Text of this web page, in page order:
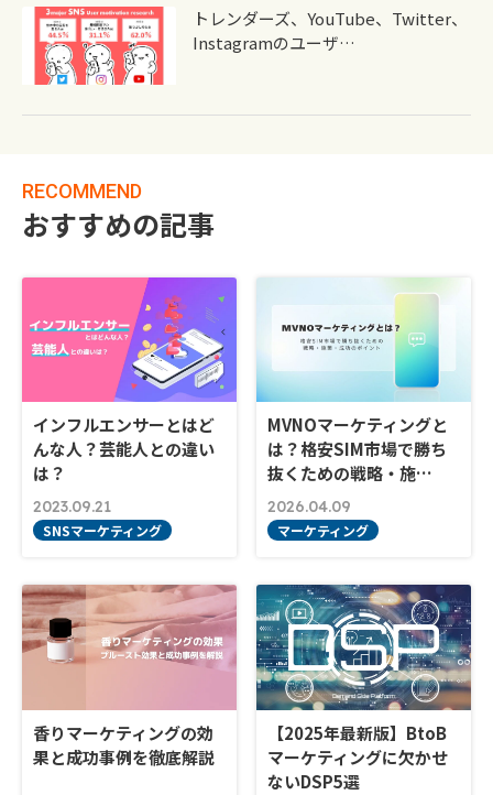
トレンダーズ、YouTube、Twitter、
Instagramのユーザ…
RECOMMEND
おすすめの記事
インフルエンサーとはど
んな人？芸能人との違い
は？
2023.09.21
SNSマーケティング
MVNOマーケティングと
は？格安SIM市場で勝ち
抜くための戦略・施…
2026.04.09
マーケティング
香りマーケティングの効
果と成功事例を徹底解説
【2025年最新版】BtoB
マーケティングに欠かせ
ないDSP5選